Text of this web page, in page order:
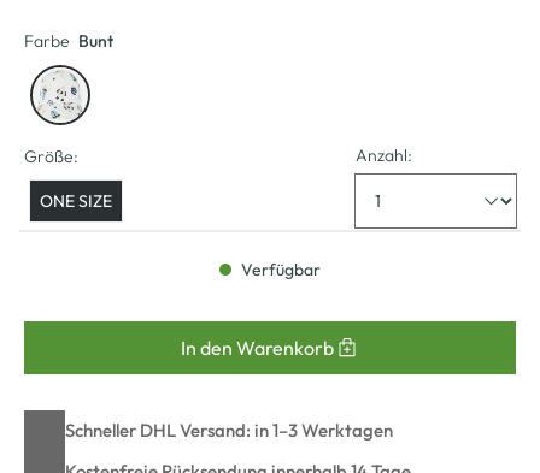
Farbe Bunt
Größe:
ONE SIZE
Anzahl:
Verfügbar
In den Warenkorb
Schneller DHL Versand: in 1–3 Werktagen